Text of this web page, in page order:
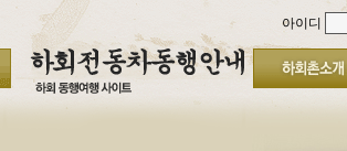
아이디